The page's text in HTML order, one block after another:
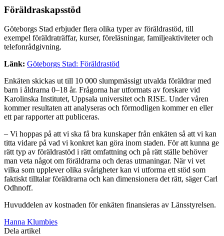
Föräldraskapsstöd
Göteborgs Stad erbjuder flera olika typer av föräldrastöd, till
exempel föräldraträffar, kurser, föreläsningar, familjeaktiviteter och
telefonrådgivning.
Länk: Göteborgs Stad: Föräldrastöd
Enkäten skickas ut till 10 000 slumpmässigt utvalda föräldrar med
barn i åldrarna 0–18 år. Frågorna har utformats av forskare vid
Karolinska Institutet, Uppsala universitet och RISE. Under våren
kommer resultaten att analyseras och förmodligen kommer en eller
ett par rapporter att publiceras.
– Vi hoppas på att vi ska få bra kunskaper från enkäten så att vi kan
titta vidare på vad vi konkret kan göra inom staden. För att kunna ge
rätt typ av föräldrastöd i rätt omfattning och på rätt ställe behöver
man veta något om föräldrarna och deras utmaningar. När vi vet
vilka som upplever olika svårigheter kan vi utforma ett stöd som
faktiskt tilltalar föräldrarna och kan dimensionera det rätt, säger Carl
Odhnoff.
Huvuddelen av kostnaden för enkäten finansieras av Länsstyrelsen.
Hanna Klumbies
Dela artikel